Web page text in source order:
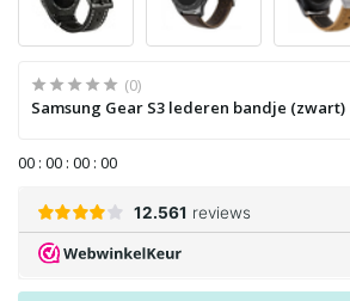
(0)
Samsung Gear S3 lederen bandje (zwart)
00 : 00 : 00 : 00